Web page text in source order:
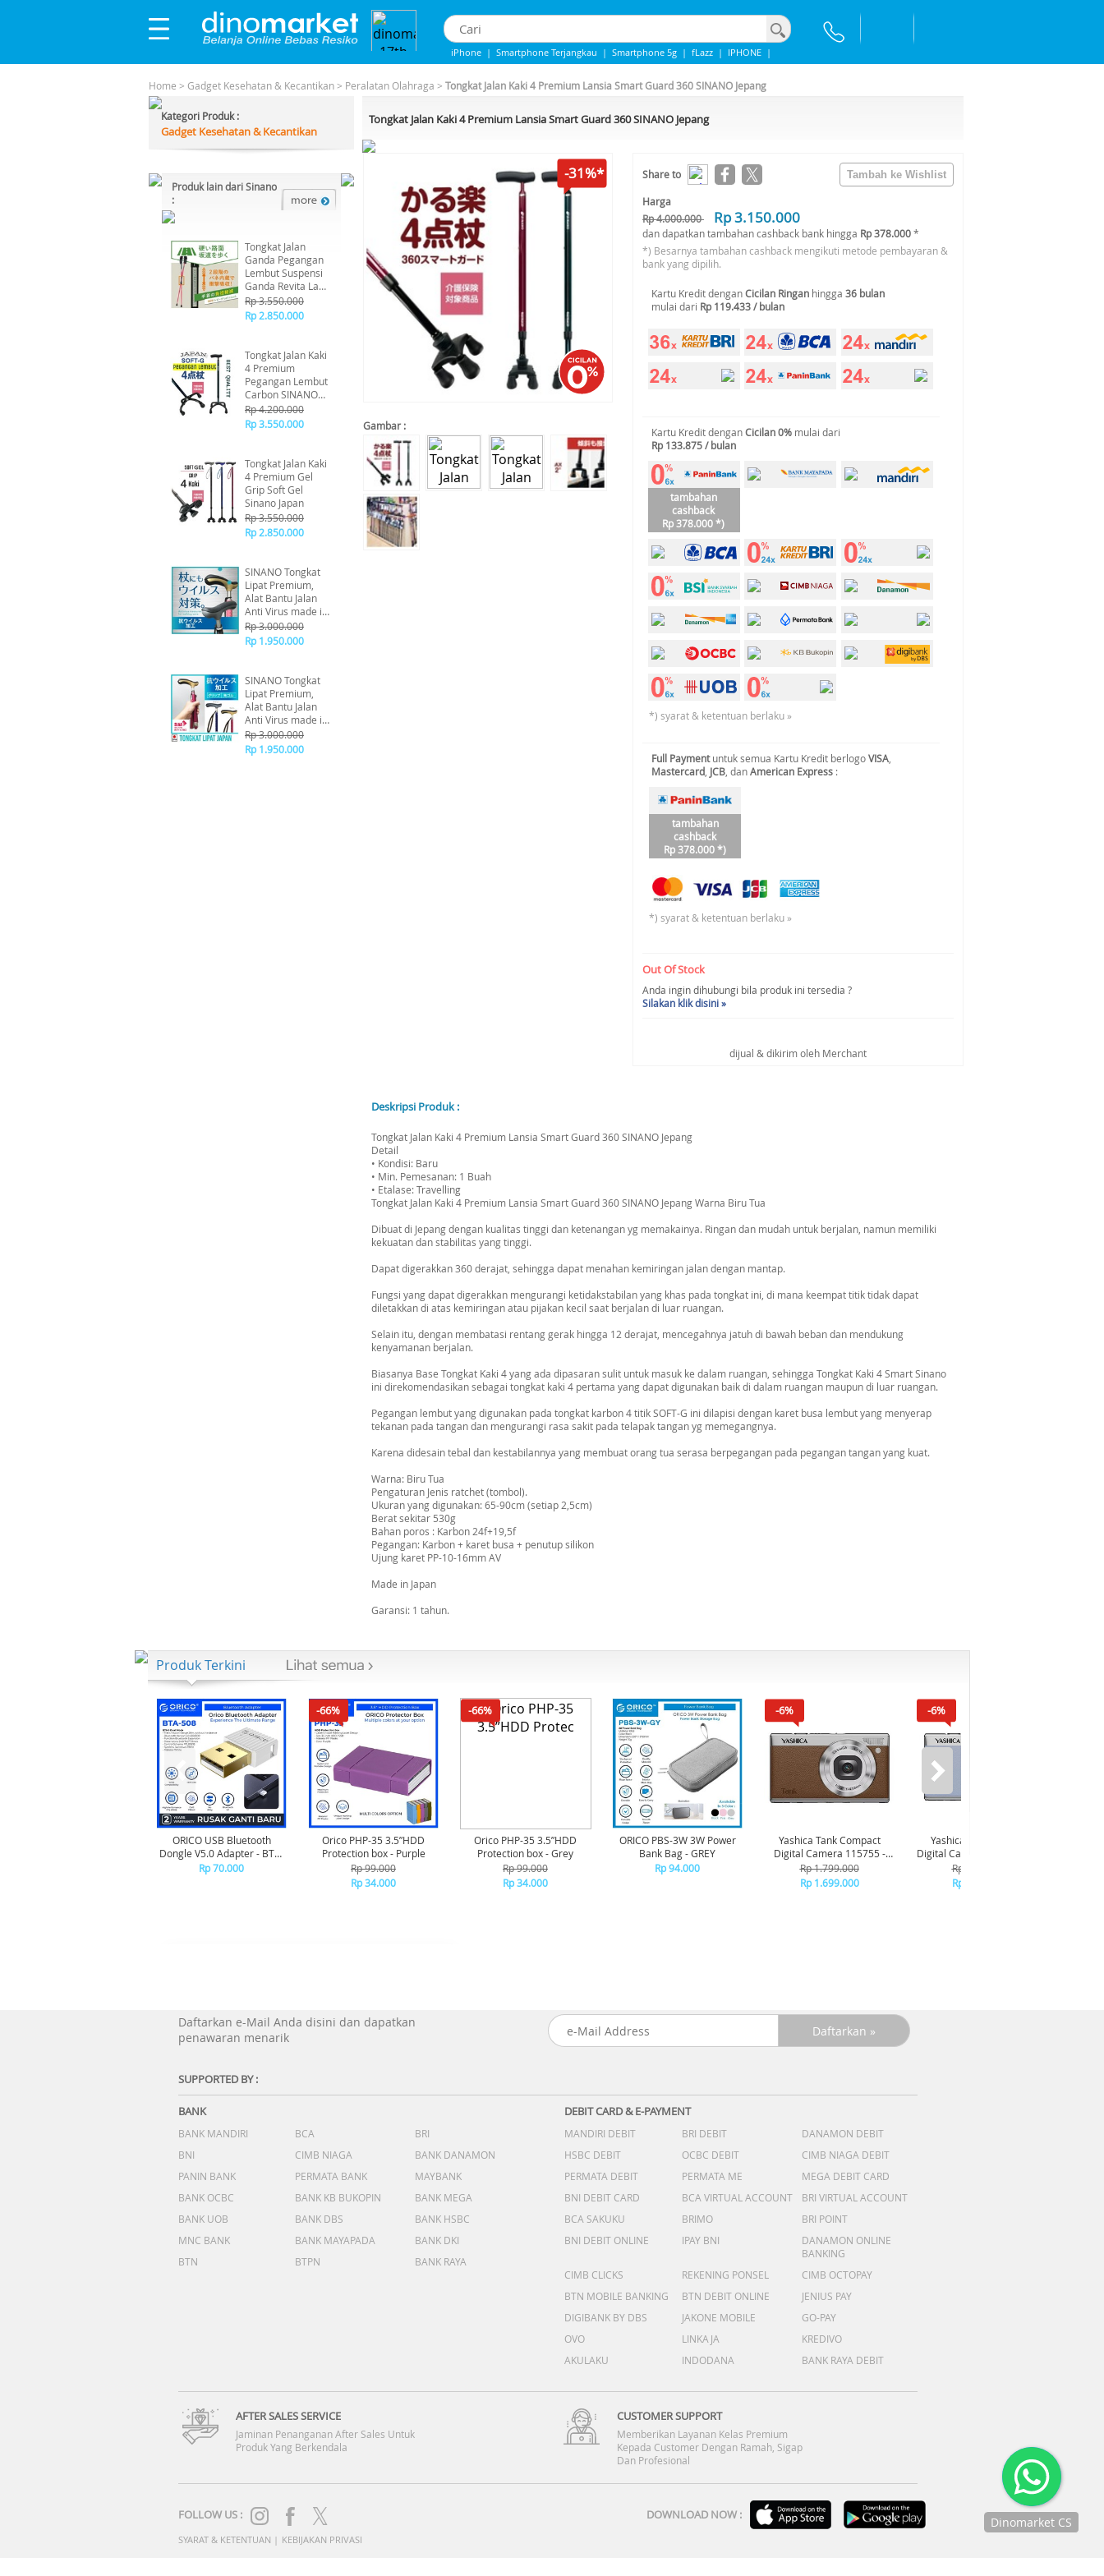
iPhone | Smartphone Terjangkau | Smartphone 5g | fLazz | IPHONE |
Home > Gadget Kesehatan & Kecantikan> Peralatan Olahraga > Tongkat Jalan Kaki 4 Premium Lansia Smart Guard 360 SINANO Jepang
Kategori Produk :
Gadget Kesehatan & Kecantikan
Produk lain dari Sinano
:
Tongkat Jalan
Ganda Pegangan
Lembut Suspensi
Ganda Revita La
Cushion SINANO
Jepang Mint Green
Rp 3.550.000
Rp 2.850.000
Tongkat Jalan Kaki
4 Premium
Pegangan Lembut
Carbon SINANO
Jepang
Rp 4.200.000
Rp 3.550.000
Tongkat Jalan Kaki
4 Premium Gel
Grip Soft Gel
Sinano Japan
Rp 3.550.000
Rp 2.850.000
SINANO Tongkat
Lipat Premium,
Alat Bantu Jalan
Anti Virus made in
Japan
Rp 3.000.000
Rp 1.950.000
SINANO Tongkat
Lipat Premium,
Alat Bantu Jalan
Anti Virus made in
Japan
Rp 3.000.000
Rp 1.950.000
Tongkat Jalan Kaki 4 Premium Lansia Smart Guard 360 SINANO Jepang
-31%*
Gambar :
Share to
Harga
Rp 4.000.000
Rp 3.150.000
dan dapatkan tambahan cashback bank hingga Rp 378.000*
*) Besarnya tambahan cashback mengikuti metode pembayaran &
bank yang dipilih.
Kartu Kredit denganCicilan Ringan hingga 36 bulan
mulai dari Rp 119.433 / bulan
Kartu Kredit denganCicilan 0% mulai dari
Rp 133.875 / bulan
tambahan
cashback
Rp 378.000 *)
*) syarat & ketentuan berlaku »
Full Paymentuntuk semua Kartu Kredit berlogoVISA
Mastercard JCB , danAmerican Express :
tambahan
cashback
Rp 378.000 *)
*) syarat & ketentuan berlaku »
Out Of Stock
Anda ingin dihubungi bila produk ini tersedia ?
Silakan klik disini »
dijual & dikirim oleh Merchant
Deskripsi Produk :
Tongkat Jalan Kaki 4 Premium Lansia Smart Guard 360 SINANO Jepang
Detail
• Kondisi: Baru
• Min. Pemesanan: 1 Buah
• Etalase: Travelling
Tongkat Jalan Kaki 4 Premium Lansia Smart Guard 360 SINANO Jepang Warna Biru Tua
Dibuat di Jepang dengan kualitas tinggi dan ketenangan yg memakainya. Ringan dan mudah untuk berjalan, namun memiliki
kekuatan dan stabilitas yang tinggi.
Dapat digerakkan 360 derajat, sehingga dapat menahan kemiringan jalan dengan mantap.
Fungsi yang dapat digerakkan mengurangi ketidakstabilan yang khas pada tongkat ini, di mana keempat titik tidak dapat
diletakkan di atas kemiringan atau pijakan kecil saat berjalan di luar ruangan.
Selain itu, dengan membatasi rentang gerak hingga 12 derajat, mencegahnya jatuh di bawah beban dan mendukung
kenyamanan berjalan.
Biasanya Base Tongkat Kaki 4 yang ada dipasaran sulit untuk masuk ke dalam ruangan, sehingga Tongkat Kaki 4 Smart Sinano
ini direkomendasikan sebagai tongkat kaki 4 pertama yang dapat digunakan baik di dalam ruangan maupun di luar ruangan.
Pegangan lembut yang digunakan pada tongkat karbon 4 titik SOFT-G ini dilapisi dengan karet busa lembut yang menyerap
tekanan pada tangan dan mengurangi rasa sakit pada telapak tangan yg memegangnya.
Karena didesain tebal dan kestabilannya yang membuat orang tua serasa berpegangan pada pegangan tangan yang kuat.
Warna: Biru Tua
Pengaturan Jenis ratchet (tombol).
Ukuran yang digunakan: 65-90cm (setiap 2,5cm)
Berat sekitar 530g
Bahan poros : Karbon 24f+19,5f
Pegangan: Karbon + karet busa + penutup silikon
Ujung karet PP-10-16mm AV
Made in Japan
Garansi: 1 tahun.
Produk Terkini
ORICO USB Bluetooth
Dongle V5.0 Adapter - BTA-
508 - WHITE
Rp 70.000
-66%
Orico PHP-35 3.5”HDD
Protection box - Purple
Rp 99.000
Rp 34.000
-66%
Orico PHP-35 3.5”HDD
Protection box - Grey
Rp 99.000
Rp 34.000
ORICO PBS-3W 3W Power
Bank Bag - GREY
Rp 94.000
-6%
Yashica Tank Compact
Digital Camera 115755 -
Brown
Rp 1.799.000
Rp 1.699.000
-6%
Yashica Tank Compact
Digital Camera 115756 - Sky
Rp 1.799.000
Rp 1.699.000
Daftarkan e-Mail Anda disini dan dapatkan
penawaran menarik
SUPPORTED BY :
BANK
BANK MANDIRI BCA
BRI
BNI
CIMB NIAGA
BANK DANAMON
PANIN BANK
PERMATA BANK
MAYBANK
BANK OCBC
BANK KB BUKOPIN
BANK MEGA
BANK UOB
BANK DBS
BANK HSBC
MNC BANK
BANK MAYAPADA
BANK DKI
BTN
BTPN BANK RAYA
DEBIT CARD & E-PAYMENT
MANDIRI DEBIT BRI DEBIT
DANAMON DEBIT
HSBC DEBIT
OCBC DEBIT
CIMB NIAGA DEBIT
PERMATA DEBIT
PERMATA ME
MEGA DEBIT CARD
BNI DEBIT CARD
BCA VIRTUAL ACCOUNT
BRI VIRTUAL ACCOUNT
BCA SAKUKU
BRIMO
BRI POINT
BNI DEBIT ONLINE
IPAY BNI
DANAMON ONLINE
BANKING
CIMB CLICKS
REKENING PONSEL
CIMB OCTOPAY
BTN MOBILE BANKING
BTN DEBIT ONLINE
JENIUS PAY
DIGIBANK BY DBS
JAKONE MOBILE
GO-PAY
OVO
LINKAJA
KREDIVO
AKULAKU
INDODANA BANK RAYA DEBIT
AFTER SALES SERVICE
Jaminan Penanganan After Sales Untuk
Produk Yang Berkendala
CUSTOMER SUPPORT
Memberikan Layanan Kelas Premium
Kepada Customer Dengan Ramah, Sigap
Dan Profesional
FOLLOW US : DOWNLOAD NOW :
SYARAT & KETENTUAN | KEBIJAKAN PRIVASI
Dinomarket CS